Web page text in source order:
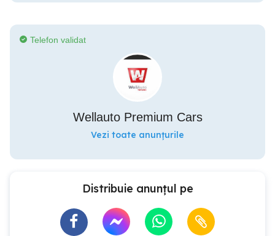
Telefon validat
Wellauto Premium Cars
Vezi toate anunțurile
Distribuie anunțul pe